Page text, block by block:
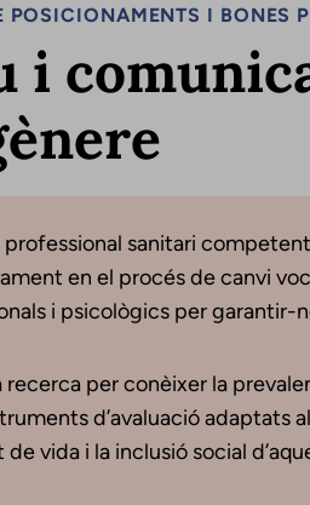
POSICIONAMENTS I BONES
i
professional sanitari
en el procés de canvi
i psicològics per garantir-
recerca per conèixer la
d’avaluació adaptats
vida i la inclusió social